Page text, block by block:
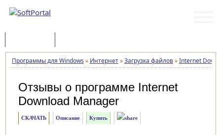
Программы для Windows » Интернет»Загрузка файлов»Internet
Отзывы о программе Internet
Download Manager
СКАЧАТЬ Описание Купить